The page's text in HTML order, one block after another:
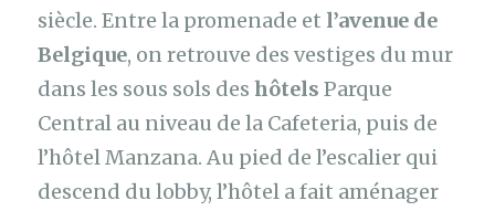
siècle. Entre la promenade et l’avenue de
Belgique, on retrouve des vestiges du mur
dans les sous sols deshôtels Parque
Central au niveau de la Cafeteria, puis de
l’hôtel Manzana. Au pied de l’escalier qui
descend du lobby, l’hôtel a fait aménager